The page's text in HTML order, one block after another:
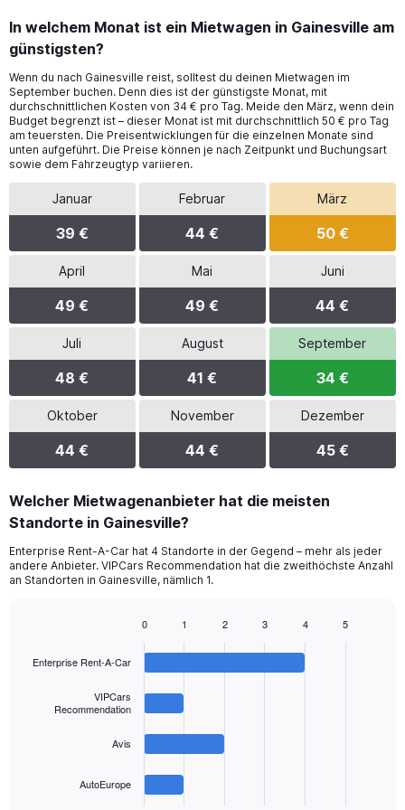
In welchem Monat ist ein Mietwagen in Gainesville am
günstigsten?
Wenn du nach Gainesville reist, solltest du deinen Mietwagen im
September buchen. Denn dies ist der günstigste Monat, mit
durchschnittlichen Kosten von 34 € pro Tag. Meide den März, wenn dein
Budget begrenzt ist – dieser Monat ist mit durchschnittlich 50 € pro Tag
am teuersten. Die Preisentwicklungen für die einzelnen Monate sind
unten aufgeführt. Die Preise können je nach Zeitpunkt und Buchungsart
sowie dem Fahrzeugtyp variieren.
Januar
39 €
Februar
44 €
März
50 €
April
49 €
Mai
49 €
Juni
44 €
Juli
48 €
August
41 €
September
34 €
Oktober
44 €
November
44 €
Dezember
45 €
Welcher Mietwagenanbieter hat die meisten
Standorte in Gainesville?
Enterprise Rent-A-Car hat 4 Standorte in der Gegend – mehr als jeder
andere Anbieter. VIPCars Recommendation hat die zweithöchste Anzahl
an Standorten in Gainesville, nämlich 1.
with
Enterprise Rent-A-Car
VIPCars
Recommendation
Avis
AutoEurope
0 1 2 3 4 5